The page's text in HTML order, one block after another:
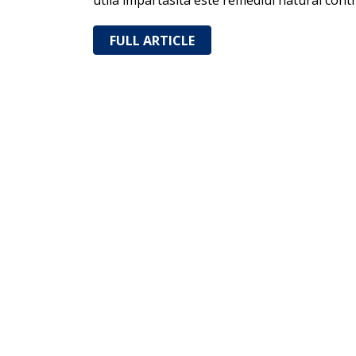
FULL ARTICLE